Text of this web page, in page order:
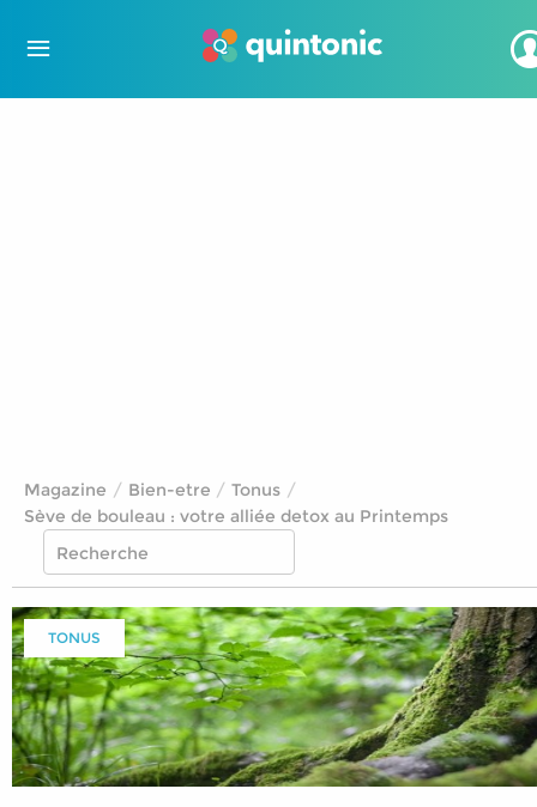
Magazine Bien-etre
Tonus
Sève de bouleau : votre alliée detox au Printemps
TONUS